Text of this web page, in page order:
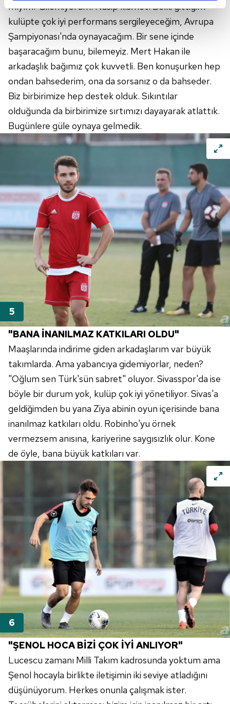
kalemimiz olduğunu sizlere hatırlatmak isteriz.
Her halükârda, kullanıcılar, bu çerezlere izin vermedikleri
takdirde, kullanıcılara hedefli reklamlar
gösterilmeyecektir."
Sizlere daha iyi bir hizmet sunabilmek için İnternet
Sitemizde kendimize ve üçüncü kişilere ait çerezler
kullanılmaktadır. Bu çerezler vasıtasıyla çeşitli kişisel
verileriniz işlenmekte olup gerekli olan çerezler bilgi
toplumu hizmetlerinin sunulması amacıyla
kılınması ve kişiselleştirilmesi ve sizlere yönelik
reklam/pazarlama faaliyetlerinin yapılması, amaçlarıyla
sınırlı olarak açık rızanız dahilinde kullanılacaktır.
Çerezlere ilişkin tercihlerinizi aşağıda yer alan panel
vasıtasıyla belirleyebilirsiniz. Çerezlere ilişkin detaylı bilgi
için Ayarlar butonuna tıklayabilir,Çerez Bilgilendirme
Metnimizi
ziyaret edebilirsiniz.
6698 sayılı Kişisel Verilerin Korunması Kanunu uyarınca
hazırlanmış Aydınlatma Metnimizi okumak ve sitemizde
ilgili mevzuata uygun olarak kullanılan çerezlerle ilgili bilgi
almak için lütfen tıklayınız
mıyım? Bilemiyorum. Nasip kısmet. Belki gittiğim
kulüpte çok iyi performans sergileyeceğim, Avrupa
Şampiyonası'nda oynayacağım. Bir sene içinde
başaracağım bunu, bilemeyiz. Mert Hakan ile
arkadaşlık bağımız çok kuvvetli. Ben konuşurken hep
ondan bahsederim, ona da sorsanız o da bahseder.
Biz birbirimize hep destek olduk. Sıkıntılar
olduğunda da birbirimize sırtımızı dayayarak atlattık.
Bugünlere güle oynaya gelmedik.
"BANA İNANILMAZ KATKILARI OLDU"
Maaşlarında indirime giden arkadaşlarım var büyük
takımlarda. Ama yabancıya gidemiyorlar, neden?
"Oğlum sen Türk'sün sabret" oluyor. Sivasspor'da ise
böyle bir durum yok, kulüp çok iyi yönetiliyor. Sivas'a
geldiğimden bu yana Ziya abinin oyun içerisinde bana
inanılmaz katkıları oldu. Robinho'yu örnek
vermezsem anısına, kariyerine saygısızlık olur. Kone
de öyle, bana büyük katkıları var.
"ŞENOL HOCA BİZİ ÇOK İYİ ANLIYOR"
Lucescu zamanı Milli Takım kadrosunda yoktum ama
Şenol hocayla birlikte iletişimin iki seviye atladığını
düşünüyorum. Herkes onunla çalışmak ister.